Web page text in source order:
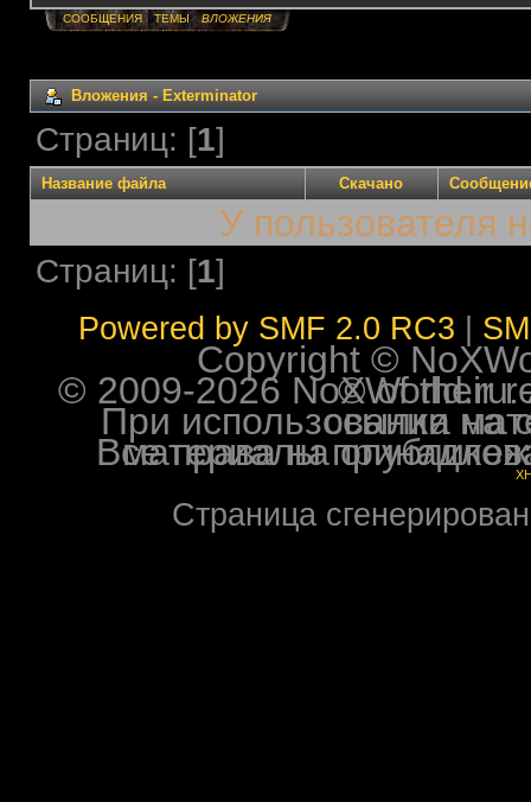
СООБЩЕНИЯ ТЕМЫ ВЛОЖЕНИЯ
Вложения - Exterminator
Страниц: [1]
Название файла Скачано
У пользователя
Страниц: [1]
Powered by SMF 2.0 RC3
Copyright ©
© 2009-2026 NoXWorld.ru. All
При использовании
Все права на опубликованные на форуме
Страница